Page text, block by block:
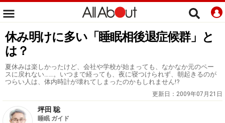
休み明けに多い「睡眠相後退症候群」と
は？
夏休みは楽しかったけど、会社や学校が始まっても、なかなか元のペー
スに戻れない……。いつまで経っても、夜に寝つけられず、朝起きるのが
つらい人は、体内時計が壊れてしまったのかもしれません!?
更新日： 2009年07月21日
坪田 聡
睡眠 ガイド